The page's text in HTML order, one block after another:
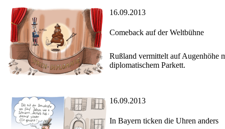
16.09.2013
Comeback auf der Weltbühne
Rußland vermittelt auf Augenhöhe
diplomatischem Parkett.
16.09.2013
In Bayern ticken die Uhren anders